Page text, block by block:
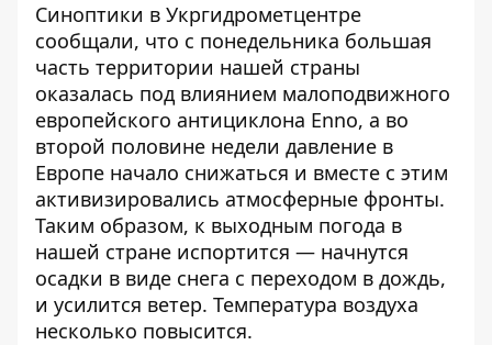
Синоптики в Укргидрометцентре
сообщали, что с понедельника большая
часть территории нашей страны
оказалась под влиянием малоподвижного
европейского антициклона Enno, а во
второй половине недели давление в
Европе начало снижаться и вместе с этим
активизировались атмосферные фронты.
Таким образом, к выходным погода в
нашей стране испортится — начнутся
осадки в виде снега с переходом в дождь,
и усилится ветер. Температура воздуха
несколько повысится.